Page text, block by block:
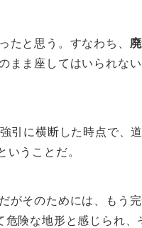
と思う。すなわち、
まま座してはいられな
引に横断した時点で、
うことだ。
がそのためには、もう
険な地形と感じられ、